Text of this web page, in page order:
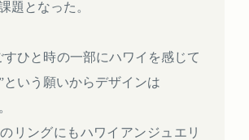
題となった。
すひと時の一部にハワイを感じて
という願いからデザインは
リングにもハワイアンジュエリ